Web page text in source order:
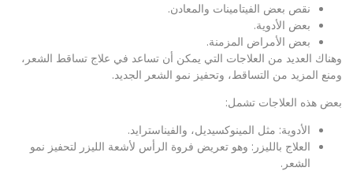
نقص بعض الفيتامينات والمعادن.
بعض الأدوية.
بعض الأمراض المزمنة.
وهناك العديد من العلاجات التي يمكن أن تساعد في علاج تساقط الشعر،
ومنع المزيد من التساقط، وتحفيز نمو الشعر الجديد.
بعض هذه العلاجات تشمل:
الأدوية: مثل المينوكسيديل، والفيناسترايد.
العلاج بالليزر: وهو تعريض فروة الرأس لأشعة الليزر لتحفيز نمو
الشعر.